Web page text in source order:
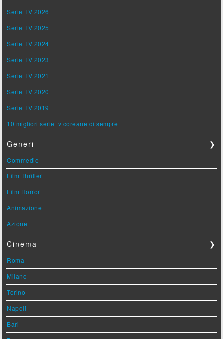
Serie TV 2026
Serie TV 2025
Serie TV 2024
Serie TV 2023
Serie TV 2021
Serie TV 2020
Serie TV 2019
10 migliori serie tv coreane di sempre
Generi ❯
Commedie
Film Thriller
Film Horror
Animazione
Azione
Cinema ❯
Roma
Milano
Torino
Napoli
Bari